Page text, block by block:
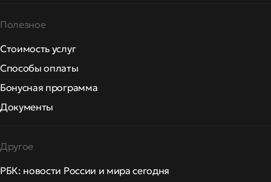
Полезное
Стоимость услуг
Способы оплаты
Бонусная программа
Документы
Другое
РБК: новости России и мира сегодня